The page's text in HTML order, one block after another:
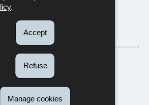
.
Accept
Refuse
Manage cookies
presse